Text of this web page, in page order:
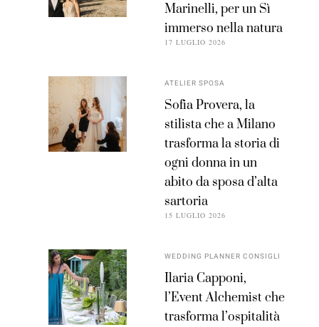
Marinelli, per un Sì
immerso nella natura
17 LUGLIO 2026
ATELIER SPOSA
Sofia Provera, la
stilista che a Milano
trasforma la storia di
ogni donna in un
abito da sposa d’alta
sartoria
15 LUGLIO 2026
WEDDING PLANNER CONSIGLI
Ilaria Capponi,
l’Event Alchemist che
trasforma l’ospitalità